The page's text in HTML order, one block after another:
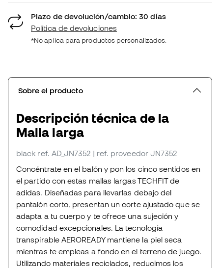
Plazo de devolución/cambio: 30 días
Política de devoluciones
*No aplica para productos personalizados.
Sobre el producto
Descripción técnica de la
Malla larga
black ref. AD_JN7352 | ref. proveedor JN7352
Concéntrate en el balón y pon los cinco sentidos en
el partido con estas mallas largas TECHFIT de
adidas. Diseñadas para llevarlas debajo del
pantalón corto, presentan un corte ajustado que se
adapta a tu cuerpo y te ofrece una sujeción y
comodidad excepcionales. La tecnología
transpirable AEROREADY mantiene la piel seca
mientras te empleas a fondo en el terreno de juego.
Utilizando materiales reciclados, reducimos los